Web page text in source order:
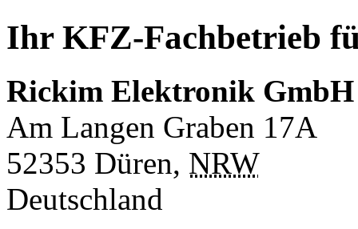
Ihr KFZ-Fachbetrieb
Rickim Elektronik GmbH
Am Langen Graben 17A
52353 Düren, NRW
Deutschland